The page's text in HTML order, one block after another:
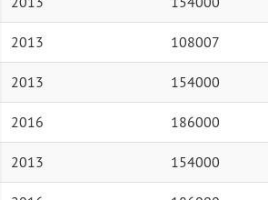
2013 108007
2013 154000
2016 186000
2013 154000